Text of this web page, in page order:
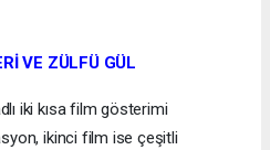
VE ZÜLFÜ GÜL
iki kısa film gösterimi
ikinci film ise çeşitli